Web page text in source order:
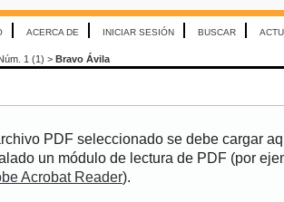
ACERCA DE INICIAR SESIÓN BUSCAR
1 (1) > Bravo Ávila
PDF seleccionado se debe cargar
un módulo de lectura de PDF (por
Acrobat Reader).